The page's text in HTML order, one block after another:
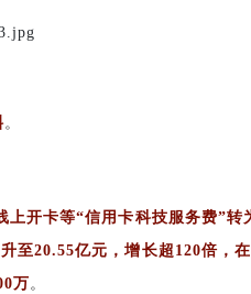
。
上开卡等“信用卡科技服务费”转
至20.55亿元，增长超120倍，
万。